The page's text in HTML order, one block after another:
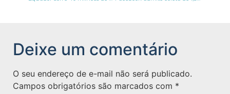
Deixe um comentário
O seu endereço de e-mail não será publicado.
Campos obrigatórios são marcados com *